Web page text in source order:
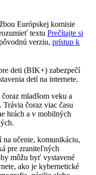
Európskej komisie
textu Prečítajte si
verziu, prístup k
deti (BIK+) zabezpečí
detí na internete.
mladšom veku a
čoraz viac času
hrách a v mobilných
učenie, komunikáciu,
pre zraniteľných
môžu byť vystavené
ako je kybernetické